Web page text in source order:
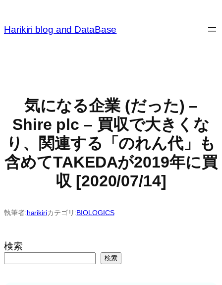
を
Harikiri blog and DataBase
気になる企業 (だった) –
Shire plc – 買収で大きくな
り、関連する「のれん代」も
含めてTAKEDAが2019年に買
収 [2020/07/14]
執筆者:harikiriカテゴリ:BIOLOGICS
検索
検索